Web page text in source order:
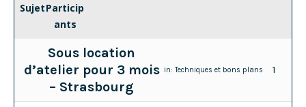
SujetParticip
ants
Sous location
d’atelier pour 3 mois
– Strasbourg
in:Techniques et bons plans 1